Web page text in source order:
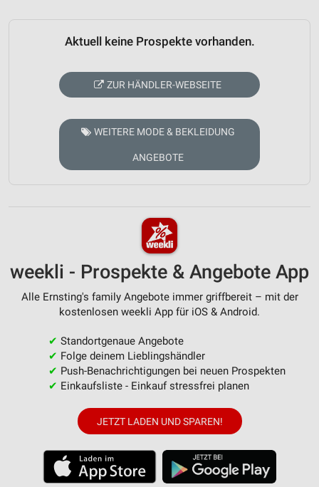
Aktuell keine Prospekte vorhanden.
ZUR HÄNDLER-WEBSEITE
WEITERE MODE & BEKLEIDUNG
ANGEBOTE
weekli - Prospekte & Angebote App
Alle Ernsting's family Angebote immer griffbereit – mit der
kostenlosen weekli App für iOS & Android.
✔ Standortgenaue Angebote
✔ Folge deinem Lieblingshändler
✔ Push-Benachrichtigungen bei neuen Prospekten
✔ Einkaufsliste - Einkauf stressfrei planen
JETZT LADEN UND SPAREN!